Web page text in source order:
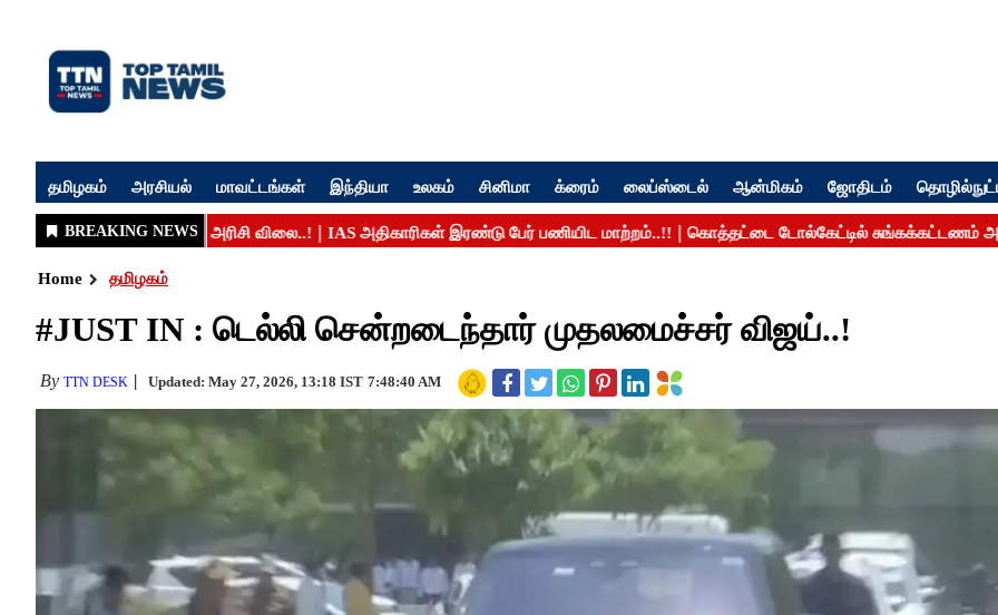
தமிழகம் அரசியல் மாவட்டங்கள் இந்தியா உலகம் சினிமா க்ரைம் லைப்ஸ்டைல் ஆன்மிகம் ஜோதிடம்
Home தமிழகம்
#JUST IN : டெல்லி சென்றடைந்தார் முதலமைச்சர் விஜய்..!
By TTN DESK Updated: May 27, 2026, 13:18 IST 7:48:40 AM